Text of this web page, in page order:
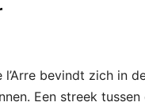
l’Arre bevindt zich in
Een streek